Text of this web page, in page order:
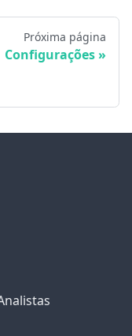
Próxima página
Configurações